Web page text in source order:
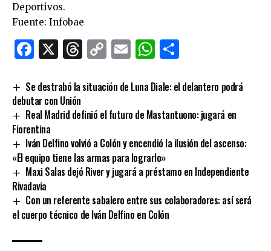
Deportivos.
Fuente: Infobae
Facebook
X Threads
CopyEmailWhatsApp
Se destrabó la situación de Luna Diale: el delantero podrá
debutar con Unión
Real Madrid definió el futuro de Mastantuono: jugará en
Fiorentina
Iván Delfino volvió a Colón y encendió la ilusión del ascenso:
«El equipo tiene las armas para lograrlo»
Maxi Salas dejó River y jugará a préstamo en Independiente
Rivadavia
Con un referente sabalero entre sus colaboradores: así será
el cuerpo técnico de Iván Delfino en Colón